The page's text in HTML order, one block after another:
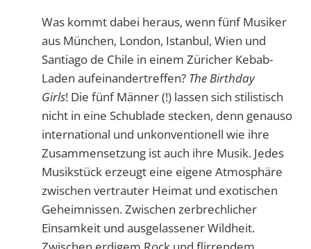
Was kommt dabei heraus, wenn fünf Musiker
aus München, London, Istanbul, Wien und
Santiago de Chile in einem Züricher Kebab-
Laden aufeinandertreffen? The Birthday
Girls! Die fünf Männer (!) lassen sich stilistisch
nicht in eine Schublade stecken, denn genauso
international und unkonventionell wie ihre
Zusammensetzung ist auch ihre Musik. Jedes
Musikstück erzeugt eine eigene Atmosphäre
zwischen vertrauter Heimat und exotischen
Geheimnissen. Zwischen zerbrechlicher
Einsamkeit und ausgelassener Wildheit.